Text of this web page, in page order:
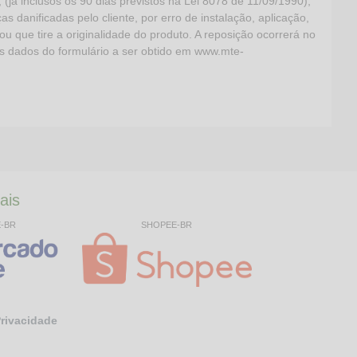
danificadas pelo cliente, por erro de instalação, aplicação,
que tire a originalidade do produto. A reposição ocorrerá no
do formulário a ser obtido em www.mte-
BR SHOPEE-BR